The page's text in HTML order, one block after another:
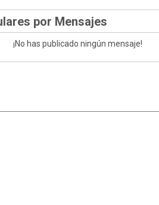
por Mensajes
¡No has publicado ningún mensaje!